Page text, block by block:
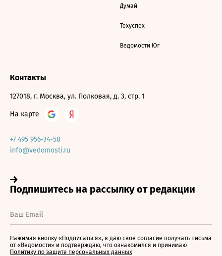
Думай
Техуспех
Ведомости Юг
Контакты
127018, г. Москва, ул. Полковая, д. 3, стр. 1
На карте
+7 495 956-34-58
info@vedomosti.ru
Нажимая кнопку «Подписаться», я даю свое согласие получать письма
от «Ведомости» и подтверждаю, что ознакомился и принимаю
Политику по защите персональных данных